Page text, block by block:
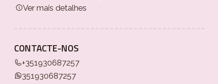
Ver mais detalhes
CONTACTE-NOS
+351930687257
351930687257